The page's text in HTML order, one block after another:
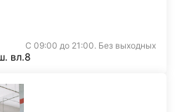
С 09:00 до 21:00. Без выходных
вл.8